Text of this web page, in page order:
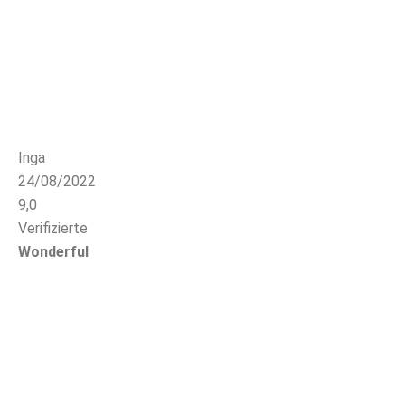
Inga
24/08/2022
9,0
Verifizierte
Wonderful